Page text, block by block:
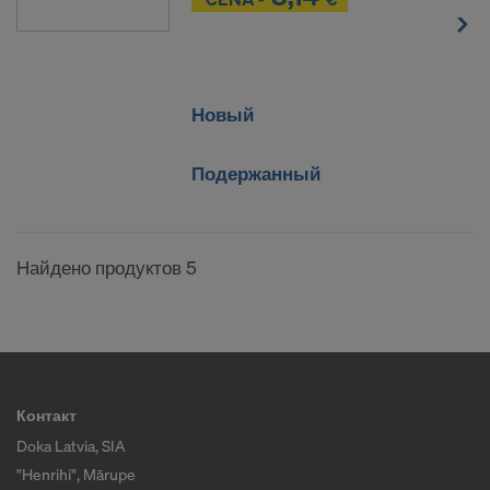
Новый
Подержанный
Найдено продуктов 5
Контакт
Doka Latvia, SIA
"Henrihi", Mārupe
The Trade Desk, Inc.
Нам требуется ваше недвусмысленное согласие,
персональные данные этим поставщикам услуг.
этого настройки фалов cookie на веб-сайте.